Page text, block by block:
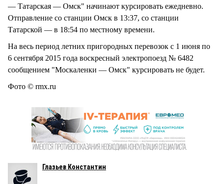
— Татарская — Омск" начинают курсировать ежедневно.
Отправление со станции Омск в 13:37, со станции
Татарской — в 18:54 по местному времени.
На весь период летних пригородных перевозок с 1 июня по
6 сентября 2015 года воскресный электропоезд № 6482
сообщением "Москаленки — Омск" курсировать не будет.
Фото © rmx.ru
Глазьев Константин